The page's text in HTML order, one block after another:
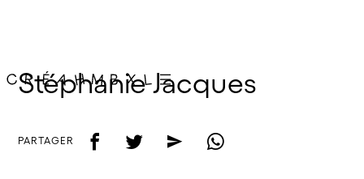
Stéphanie Jacques
PARTAGER f t e w